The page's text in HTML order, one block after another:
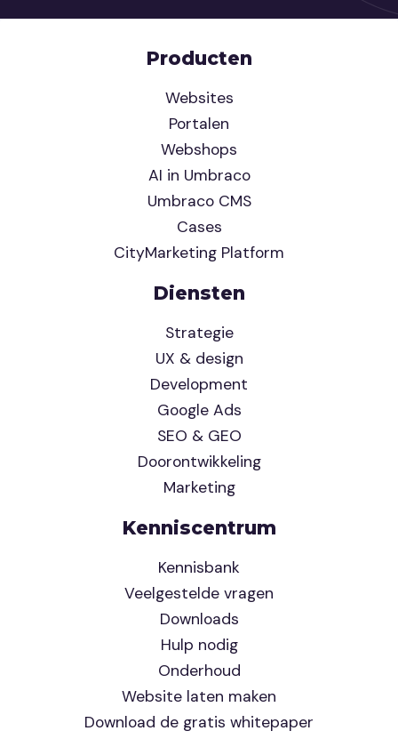
Producten
Websites
Portalen
Webshops
AI in Umbraco
Umbraco CMS
Cases
CityMarketing Platform
Diensten
Strategie
UX & design
Development
Google Ads
SEO & GEO
Doorontwikkeling
Marketing
Kenniscentrum
Kennisbank
Veelgestelde vragen
Downloads
Hulp nodig
Onderhoud
Website laten maken
Download de gratis whitepaper